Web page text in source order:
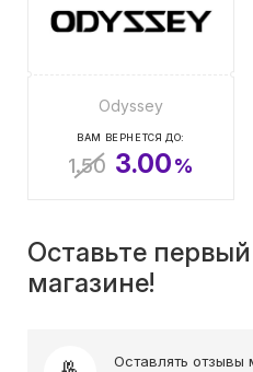
Odyssey
ВАМ ВЕРНЕТСЯ ДО:
1.50 3.00%
Оставьте
магазине!
Оставлять отзывы